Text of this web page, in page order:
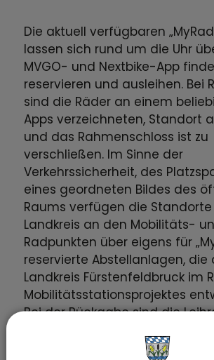
Die aktuell verfügbaren
lassen sich rund um die Uhr
MVGO- und Nextbike-App
reservieren und ausleihen. Bei
sind die Räder an einem
Apps verzeichneten, Standort
und das Rahmenschloss ist zu
verschließen. Im Sinne der
Verkehrssicherheit, des
eines geordneten Bildes des
Raums verfügen die
Landkreis an den Mobilitäts-
Radpunkten über eigens für
reservierte Abstellanlagen, die
Landkreis Fürstenfeldbruck im
Mobilitätsstationsprojektes
Bei der Rückgabe sind die
einer „MyRadl“-Abstellanlage